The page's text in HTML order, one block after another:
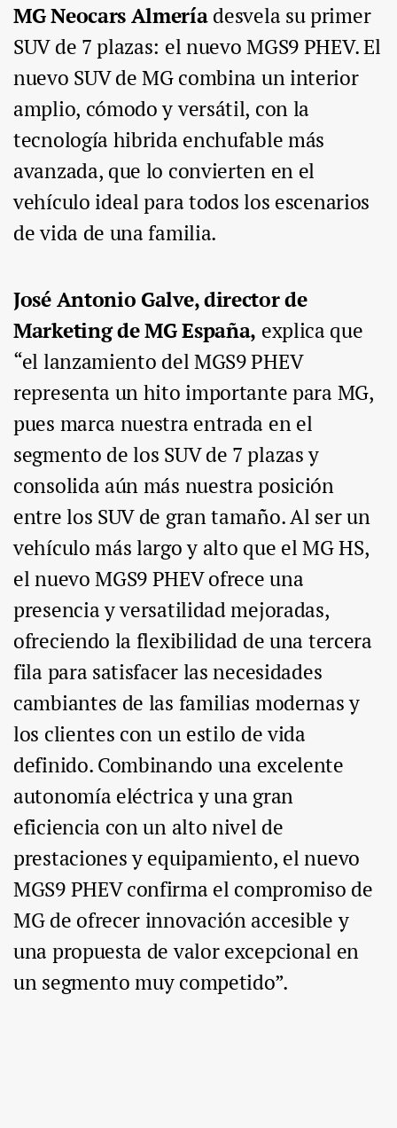
MG Neocars Almeríadesvela su primer
SUV de 7 plazas: el nuevo MGS9 PHEV. El
nuevo SUV de MG combina un interior
amplio, cómodo y versátil, con la
tecnología hibrida enchufable más
avanzada, que lo convierten en el
vehículo ideal para todos los escenarios
de vida de una familia.
José Antonio Galve, director de
Marketing de MG España, explica que
“el lanzamiento del MGS9 PHEV
representa un hito importante para MG,
pues marca nuestra entrada en el
segmento de los SUV de 7 plazas y
consolida aún más nuestra posición
entre los SUV de gran tamaño. Al ser un
vehículo más largo y alto que el MG HS,
el nuevo MGS9 PHEV ofrece una
presencia y versatilidad mejoradas,
ofreciendo la flexibilidad de una tercera
fila para satisfacer las necesidades
cambiantes de las familias modernas y
los clientes con un estilo de vida
definido. Combinando una excelente
autonomía eléctrica y una gran
eficiencia con un alto nivel de
prestaciones y equipamiento, el nuevo
MGS9 PHEV confirma el compromiso de
MG de ofrecer innovación accesible y
una propuesta de valor excepcional en
un segmento muy competido”.